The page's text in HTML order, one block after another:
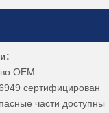
OEM
сертифицирован
части доступны